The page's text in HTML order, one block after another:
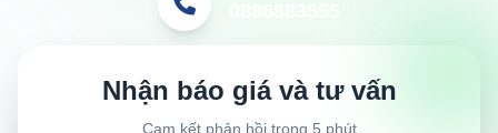
Nhận báo giá và tư vấn
Cam kết phản hồi trong 5 phút